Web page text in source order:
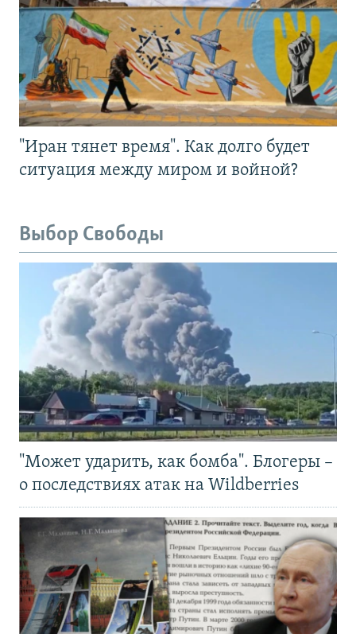
"Иран тянет время". Как долго будет
ситуация между миром и войной?
Выбор Свободы
"Может ударить, как бомба". Блогеры –
о последствиях атак на Wildberries